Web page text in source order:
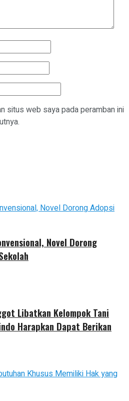
situs web saya pada peramban ini
Novel Dorong
Libatkan Kelompok Tani
Harapkan Dapat Berikan